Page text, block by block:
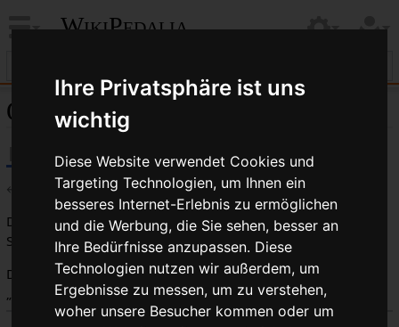
Ihre Privatsphäre ist uns
wichtig
Diese Website verwendet Cookies und
Targeting Technologien, um Ihnen ein
besseres Internet-Erlebnis zu ermöglichen
und die Werbung, die Sie sehen, besser an
Ihre Bedürfnisse anzupassen. Diese
Technologien nutzen wir außerdem, um
Ergebnisse zu messen, um zu verstehen,
woher unsere Besucher kommen oder um
WikiPedalia
Quelltext der Seite UCP
←
Du bist aus dem folgenden Grund nicht berechtigt, diese
Seite zu bearbeiten:
Diese Aktion ist auf Benutzer beschränkt, die der Gruppe
„ Benutzer“ angehören.